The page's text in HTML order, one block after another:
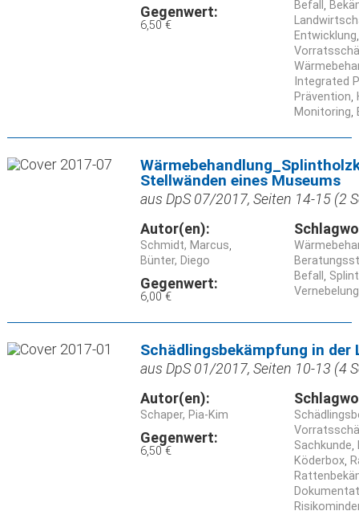
Gegenwert:
6,50 €
Befall
Entwicklung
Integrated
Prävention
Monitoring
Stellwänden eines Museums
aus DpS 07/2017, Seiten 14-15 (2
Autor(en):
Schmidt, Marcus
Bünter, Diego
Gegenwert:
6,00 €
Befall
Vernebelung
Schädlingsbekämpfung in
aus DpS 01/2017, Seiten 10-13 (4
Autor(en):
Schaper, Pia-Kim
Gegenwert:
6,50 €
Sachkunde
Köderbox